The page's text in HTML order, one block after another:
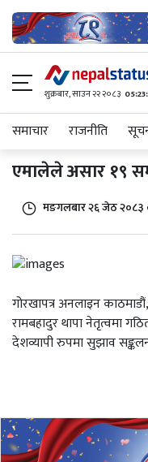
शुक्रबार​, साउन २२ २०८३
समाचार राजनीति
एमालेले असार १९
मङगलबार २६ जेठ २०८३
गोरखापत्र अनलाइन
रामबहादुर थापा नेतृत्वमा
देशव्यापी रुपमा सुझाव